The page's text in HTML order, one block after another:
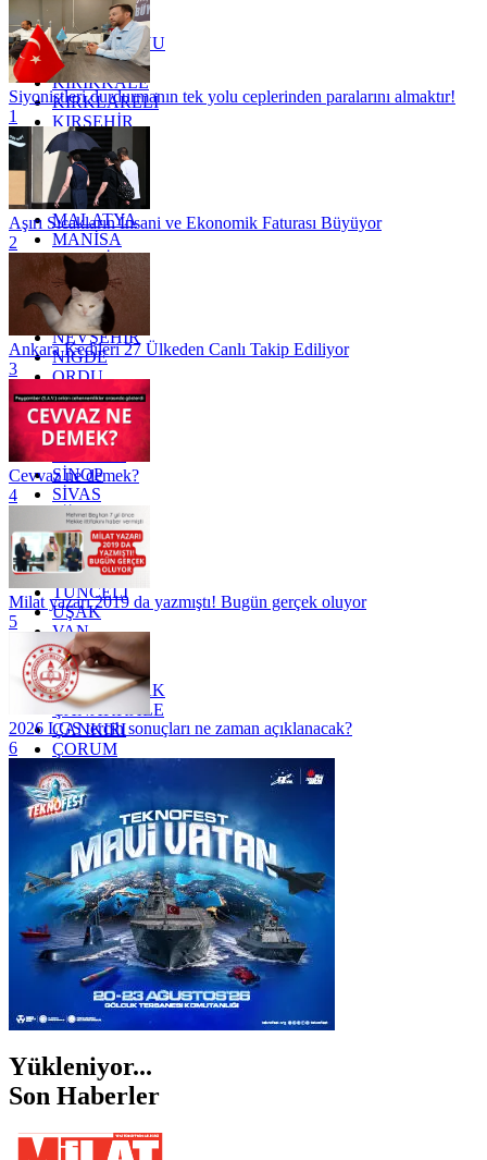
KARAMAN
KARS
KASTAMONU
KAYSERİ
KIRIKKALE
KIRKLARELİ
KIRŞEHİR
KOCAELİ
KONYA
KÜTAHYA
KİLİS
MALATYA
MANİSA
MARDİN
MERSİN
MUĞLA
MUŞ
NEVŞEHİR
NİĞDE
ORDU
OSMANİYE
RİZE
SAKARYA
SAMSUN
SİNOP
SİVAS
SİİRT
TEKİRDAĞ
TOKAT
TRABZON
TUNCELİ
UŞAK
VAN
YALOVA
YOZGAT
ZONGULDAK
ÇANAKKALE
ÇANKIRI
ÇORUM
İSTANBUL
İZMİR
ŞANLIURFA
ŞIRNAK
Siyonistleri durdurmanın tek yolu ceplerinden paralarını almaktır!
1
Aşırı Sıcakların İnsani ve Ekonomik Faturası Büyüyor
2
Ankara Kedileri 27 Ülkeden Canlı Takip Ediliyor
3
Cevvaz ne demek?
4
Milat yazarı 2019 da yazmıştı! Bugün gerçek oluyor
5
2026 LGS tercih sonuçları ne zaman açıklanacak?
6
Yükleniyor...
Son Haberler